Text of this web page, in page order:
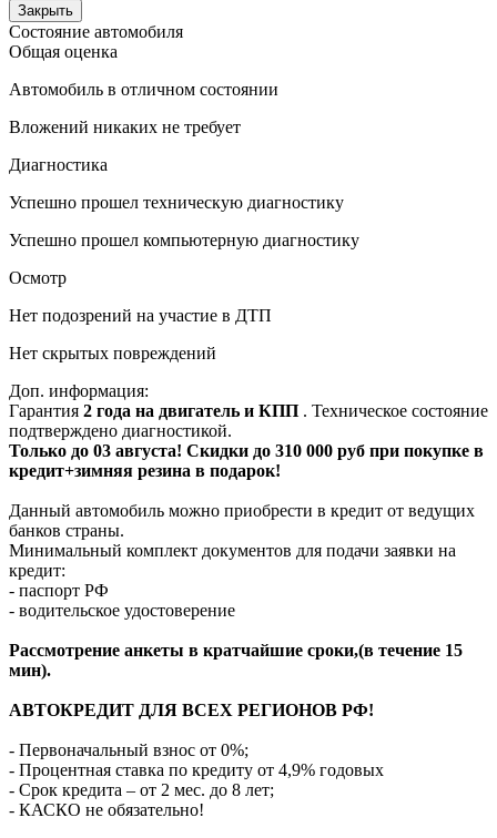
Закрыть
Состояние автомобиля
Общая оценка
Автомобиль в отличном состоянии
Вложений никаких не требует
Диагностика
Успешно прошел техническую диагностику
Успешно прошел компьютерную диагностику
Осмотр
Нет подозрений на участие в ДТП
Нет скрытых повреждений
Доп. информация:
Гарантия 2 года на двигатель и КПП . Техническое состояние
подтверждено диагностикой.
Только до 03 августа! Скидки до 310 000 руб при покупке в
кредит+зимняя резина в подарок!
Данный автомобиль можно приобрести в кредит от ведущих
банков страны.
Минимальный комплект документов для подачи заявки на
кредит:
- паспорт РФ
- водительское удостоверение
Рассмотрение анкеты в кратчайшие сроки,(в течение 15
мин).
АВТОКРЕДИТ ДЛЯ ВСЕХ РЕГИОНОВ РФ!
- Первоначальный взнос от 0%;
- Процентная ставка по кредиту от 4,9% годовых
- Срок кредита – от 2 мес. до 8 лет;
- КАСКО не обязательно!